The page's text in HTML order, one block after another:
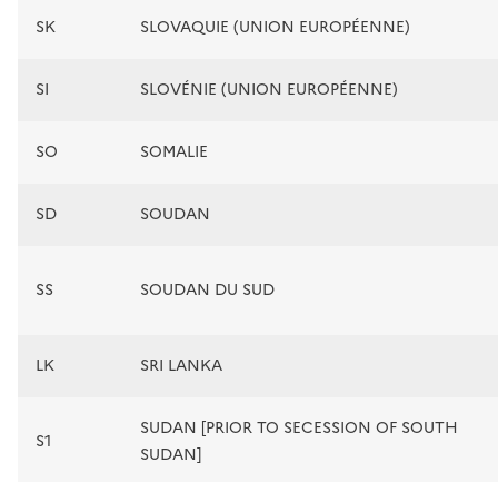
SK SLOVAQUIE (UNION EUROPÉENNE)
SI SLOVÉNIE (UNION EUROPÉENNE)
SO SOMALIE
SD SOUDAN
SS SOUDAN DU SUD
LK SRI LANKA
S1
SUDAN [PRIOR TO SECESSION OF SOUTH
SUDAN]